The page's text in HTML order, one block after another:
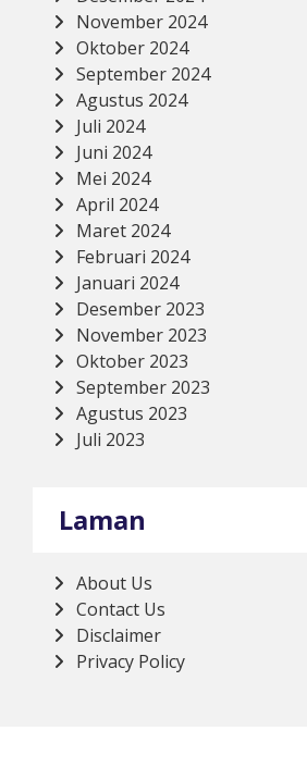
November 2024
Oktober 2024
September 2024
Agustus 2024
Juli 2024
Juni 2024
Mei 2024
April 2024
Maret 2024
Februari 2024
Januari 2024
Desember 2023
November 2023
Oktober 2023
September 2023
Agustus 2023
Juli 2023
Laman
About Us
Contact Us
Disclaimer
Privacy Policy